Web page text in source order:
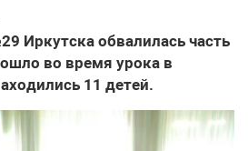
Иркутска обвалилась часть
во время урока в
11 детей.